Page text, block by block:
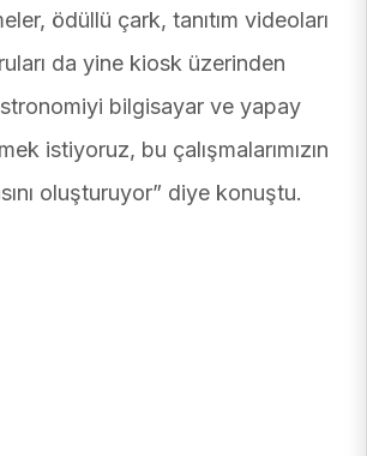
ödüllü çark, tanıtım videoları
da yine kiosk üzerinden
bilgisayar ve yapay
istiyoruz, bu çalışmalarımızın
oluşturuyor” diye konuştu.